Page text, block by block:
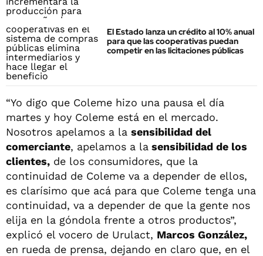
El Estado lanza un crédito al 10% anual
para que las cooperativas puedan
competir en las licitaciones públicas
“Yo digo que Coleme hizo una pausa el día
martes y hoy Coleme está en el mercado.
Nosotros apelamos a la sensibilidad del
comerciante, apelamos a la sensibilidad de los
clientes, de los consumidores, que la
continuidad de Coleme va a depender de ellos,
es clarísimo que acá para que Coleme tenga una
continuidad, va a depender de que la gente nos
elija en la góndola frente a otros productos”,
explicó el vocero de Urulact, Marcos González,
en rueda de prensa, dejando en claro que, en el